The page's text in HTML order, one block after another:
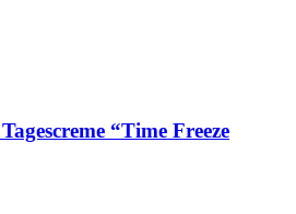
“Time Freeze